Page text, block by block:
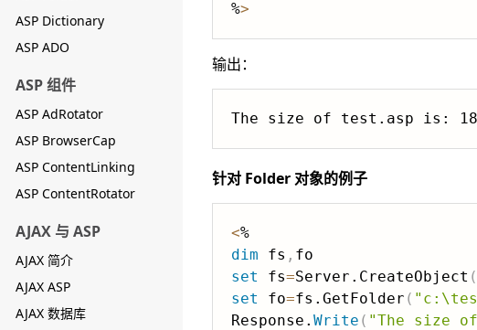
ASP Dictionary
ASP ADO
ASP 组件
ASP AdRotator
ASP BrowserCap
ASP ContentLinking
ASP ContentRotator
AJAX 与 ASP
AJAX 简介
AJAX ASP
AJAX 数据库
%>
输出：
针对 Folder 对象的例子
<
dim fs ,
set
fs=Server.CreateObject (
set
fo=fs.GetFolder (
Response. Write ( "The size